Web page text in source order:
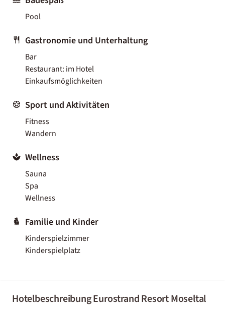
Pool
Gastronomie und Unterhaltung
Bar
Restaurant: im Hotel
Einkaufsmöglichkeiten
Sport und Aktivitäten
Fitness
Wandern
Wellness
Sauna
Spa
Wellness
Familie und Kinder
Kinderspielzimmer
Kinderspielplatz
Hotelbeschreibung Eurostrand Resort Moseltal